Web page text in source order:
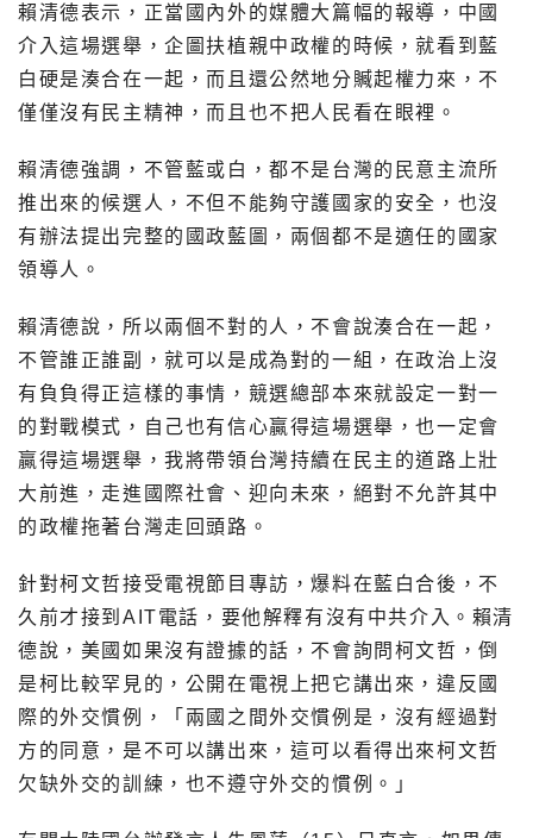
賴清德表示，正當國內外的媒體大篇幅的報導，中國
介入這場選舉，企圖扶植親中政權的時候，就看到藍
白硬是湊合在一起，而且還公然地分贓起權力來，不
僅僅沒有民主精神，而且也不把人民看在眼裡。
賴清德強調，不管藍或白，都不是台灣的民意主流所
推出來的候選人，不但不能夠守護國家的安全，也沒
有辦法提出完整的國政藍圖，兩個都不是適任的國家
領導人。
賴清德說，所以兩個不對的人，不會說湊合在一起，
不管誰正誰副，就可以是成為對的一組，在政治上沒
有負負得正這樣的事情，競選總部本來就設定一對一
的對戰模式，自己也有信心贏得這場選舉，也一定會
贏得這場選舉，我將帶領台灣持續在民主的道路上壯
大前進，走進國際社會、迎向未來，絕對不允許其中
的政權拖著台灣走回頭路。
針對柯文哲接受電視節目專訪，爆料在藍白合後，不
久前才接到AIT電話，要他解釋有沒有中共介入。賴清
德說，美國如果沒有證據的話，不會詢問柯文哲，倒
是柯比較罕見的，公開在電視上把它講出來，違反國
際的外交慣例，「兩國之間外交慣例是，沒有經過對
方的同意，是不可以講出來，這可以看得出來柯文哲
欠缺外交的訓練，也不遵守外交的慣例。」